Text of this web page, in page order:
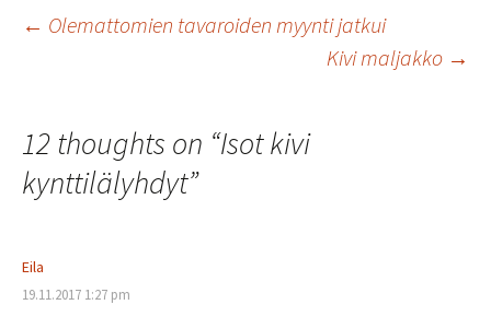
Artikkelien
← Olemattomien tavaroiden myynti jatkui
Kivi maljakko →
12 thoughts on “Isot kivi
kynttilälyhdyt”
Eila
19.11.2017 1:27 pm